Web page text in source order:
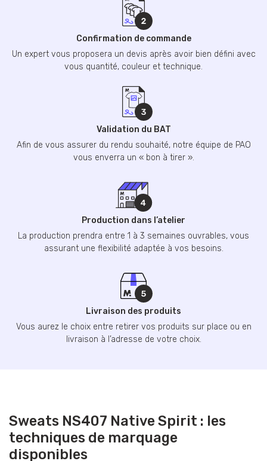
Confirmation de commande
Un expert vous proposera un devis après avoir bien défini avec
vous quantité, couleur et technique.
Validation du BAT
Afin de vous assurer du rendu souhaité, notre équipe de PAO
vous enverra un « bon à tirer ».
Production dans l’atelier
La production prendra entre 1 à 3 semaines ouvrables, vous
assurant une flexibilité adaptée à vos besoins.
Livraison des produits
Vous aurez le choix entre retirer vos produits sur place ou en
livraison à l’adresse de votre choix.
Sweats NS407 Native Spirit : les
techniques de marquage
disponibles